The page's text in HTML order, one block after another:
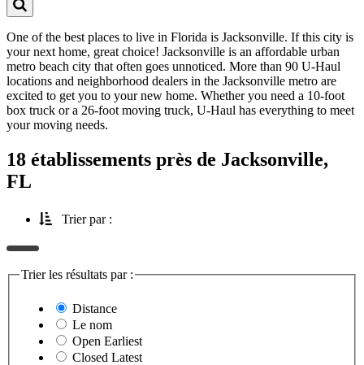
One of the best places to live in Florida is Jacksonville. If this city is
your next home, great choice! Jacksonville is an affordable urban
metro beach city that often goes unnoticed. More than 90 U-Haul
locations and neighborhood dealers in the Jacksonville metro are
excited to get you to your new home. Whether you need a 10-foot
box truck or a 26-foot moving truck, U-Haul has everything to meet
your moving needs.
18 établissements près de Jacksonville,
FL
Trier par :
Trier les résultats par :
Distance
Le nom
Open Earliest
Closed Latest